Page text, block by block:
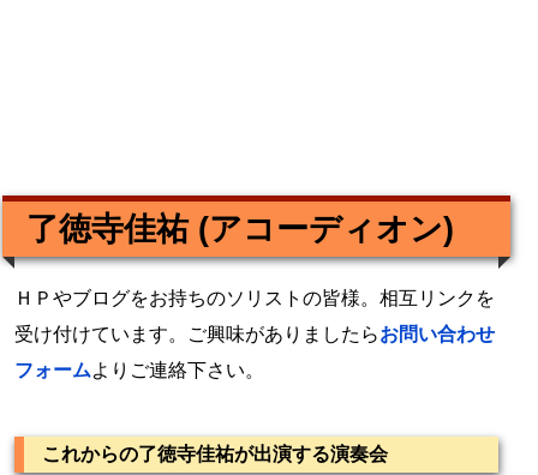
了徳寺佳祐 (アコーディオン)
ＨＰやブログをお持ちのソリストの皆様。相互リンクを
受け付けています。ご興味がありましたらお問い合わせ
フォームよりご連絡下さい。
これからの了徳寺佳祐が出演する演奏会